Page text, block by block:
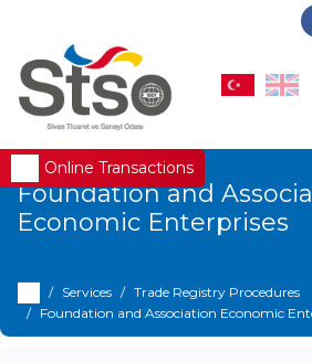
Online Transactions
Foundation and
Economic Enterprises
Services
Trade Registry Procedures
Foundation and Association Economic